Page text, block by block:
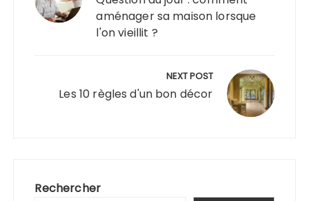
aménager sa maison lorsque
l'on vieillit ?
NEXT POST
Les 10 règles d'un bon décor
Rechercher